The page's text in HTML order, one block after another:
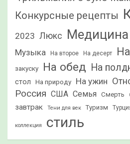
Конкурсные рецепты
2023 Люкс Медицина
Музыка На второе На десерт
закуску На обед На
стол
На природу На ужин
Россия США Семья Смерть
завтрак
Тени для век Туризм
коллекция стиль